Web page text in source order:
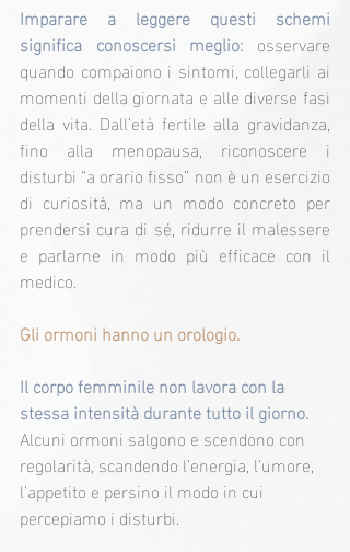
Imparare a leggere questi schemi
significa conoscersi meglio: osservare
quando compaiono i sintomi, collegarli ai
momenti della giornata e alle diverse fasi
della vita. Dall’età fertile alla gravidanza,
fino alla menopausa, riconoscere i
disturbi “a orario fisso” non è un esercizio
di curiosità, ma un modo concreto per
prendersi cura di sé, ridurre il malessere
e parlarne in modo più efficace con il
medico.
Gli ormoni hanno un orologio.
Il corpo femminile non lavora con la
stessa intensità durante tutto il giorno.
Alcuni ormoni salgono e scendono con
regolarità, scandendo l’energia, l’umore,
l’appetito e persino il modo in cui
percepiamo i disturbi.